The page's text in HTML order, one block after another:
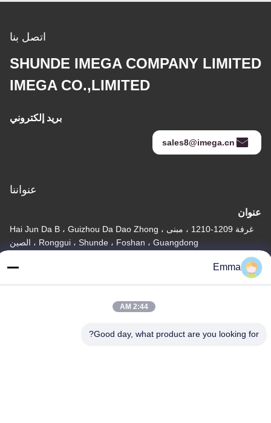
اتصل بنا
SHUNDE IMEGA COMPANY LIMITED
IMEGA CO.,LIMITED
بريد إلكتروني
sales8@imega.cn
عنواننا
عنوان
غرفة 1209-1210 ، مبنى Hai Jun Da B ، Guizhou Da Dao Zhong ،
Ronggui ، Shunde ، Foshan ، Guangdong ، الصين
تيل
86-15816904632
Emma
2:44 AM
Good day, what product are you looking for?